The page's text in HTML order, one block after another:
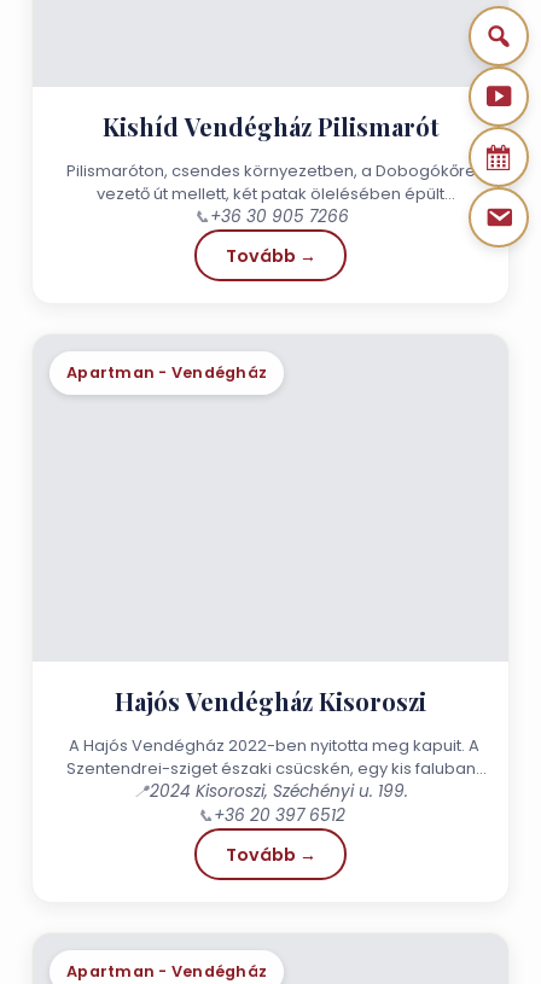
Kishíd Vendégház Pilismarót
Pilismaróton, csendes környezetben, a Dobogókőre
vezető út mellett, két patak ölelésében épült
vendégházunk 2020-ban. Három önálló, igényes
📞+36 30 905 7266
Tovább →
Apartman - Vendégház
Hajós Vendégház Kisoroszi
A Hajós Vendégház 2022-ben nyitotta meg kapuit. A
Szentendrei-sziget északi csücskén, egy kis faluban
Kisorosziban. Vendégházunk csendes,...
📍2024 Kisoroszi, Széchényi u. 199.
📞+36 20 397 6512
Tovább →
Apartman - Vendégház